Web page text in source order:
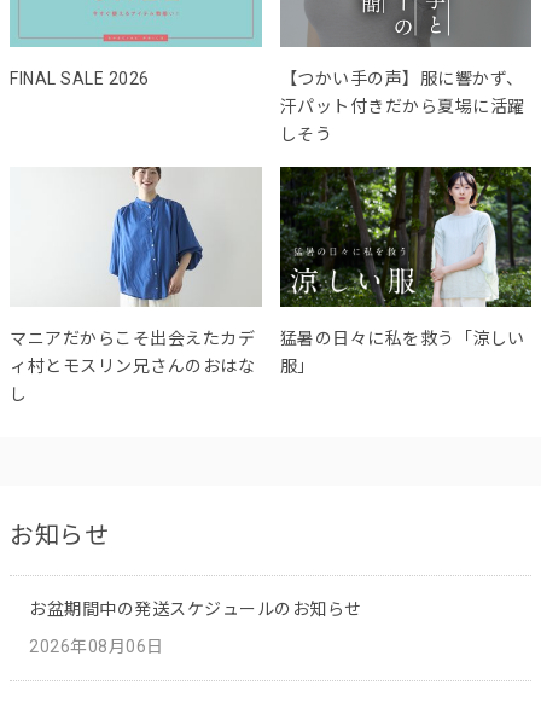
FINAL SALE 2026
【つかい手の声】服に響かず、
汗パット付きだから夏場に活躍
しそう
マニアだからこそ出会えたカデ
ィ村とモスリン兄さんのおはな
し
猛暑の日々に私を救う「涼しい
服」
お知らせ
お盆期間中の発送スケジュールのお知らせ
2026年08月06日